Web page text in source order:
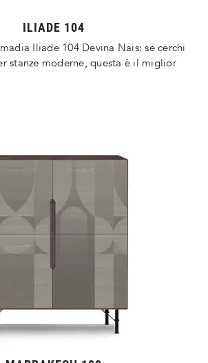
ILIADE 104
Iliade 104 Devina Nais: se cerchi
stanze moderne, questa è il miglior